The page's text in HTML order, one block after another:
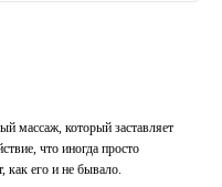
массаж, который заставляет
что иногда просто
как его и не бывало.